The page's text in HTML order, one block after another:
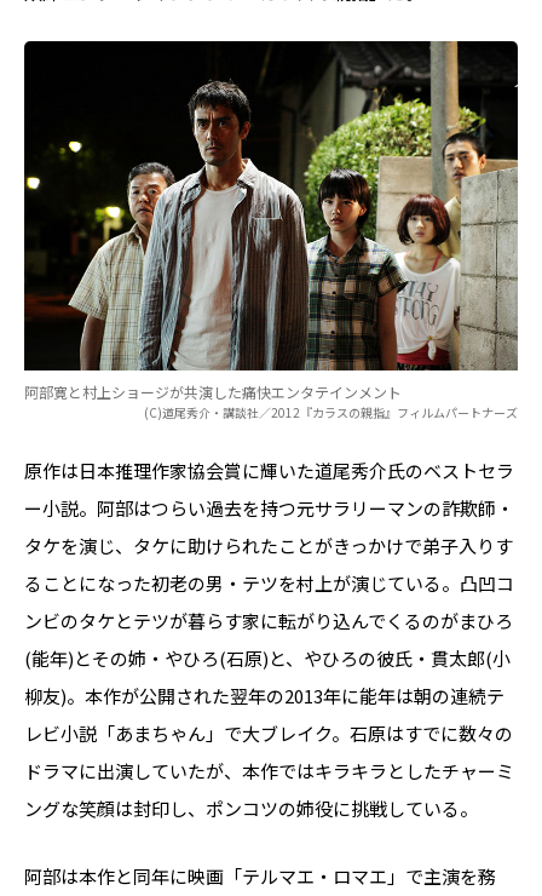
阿部寛と村上ショージが共演した痛快エンタテインメント
(C)道尾秀介・講談社／2012『カラスの親指』フィルムパートナーズ
原作は日本推理作家協会賞に輝いた道尾秀介氏のベストセラ
ー小説。阿部はつらい過去を持つ元サラリーマンの詐欺師・
タケを演じ、タケに助けられたことがきっかけで弟子入りす
ることになった初老の男・テツを村上が演じている。凸凹コ
ンビのタケとテツが暮らす家に転がり込んでくるのがまひろ
(能年)とその姉・やひろ(石原)と、やひろの彼氏・貫太郎(小
柳友)。本作が公開された翌年の2013年に能年は朝の連続テ
レビ小説「あまちゃん」で大ブレイク。石原はすでに数々の
ドラマに出演していたが、本作ではキラキラとしたチャーミ
ングな笑顔は封印し、ポンコツの姉役に挑戦している。
阿部は本作と同年に映画「テルマエ・ロマエ」で主演を務